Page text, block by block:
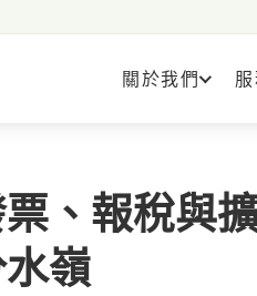
關於我們
、報稅與
嶺